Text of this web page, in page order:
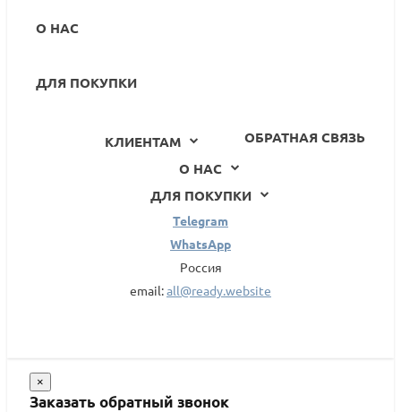
О НАС
ДЛЯ ПОКУПКИ
ОБРАТНАЯ СВЯЗЬ
КЛИЕНТАМ
О НАС
ДЛЯ ПОКУПКИ
Telegram
WhatsApp
Россия
email:all@ready.website
×
Заказать обратный звонок